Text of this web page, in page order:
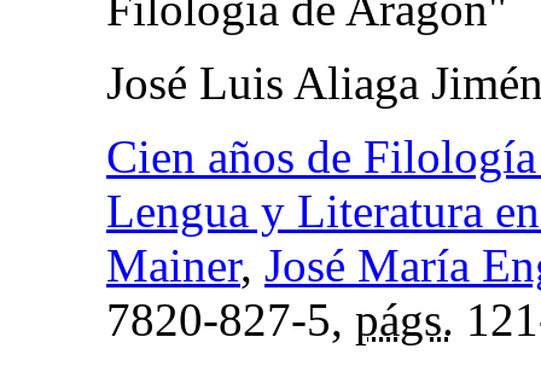
José Luis Aliaga
Cien años de
Lengua y Literatura
Mainer, José María
7820-827-5, págs.